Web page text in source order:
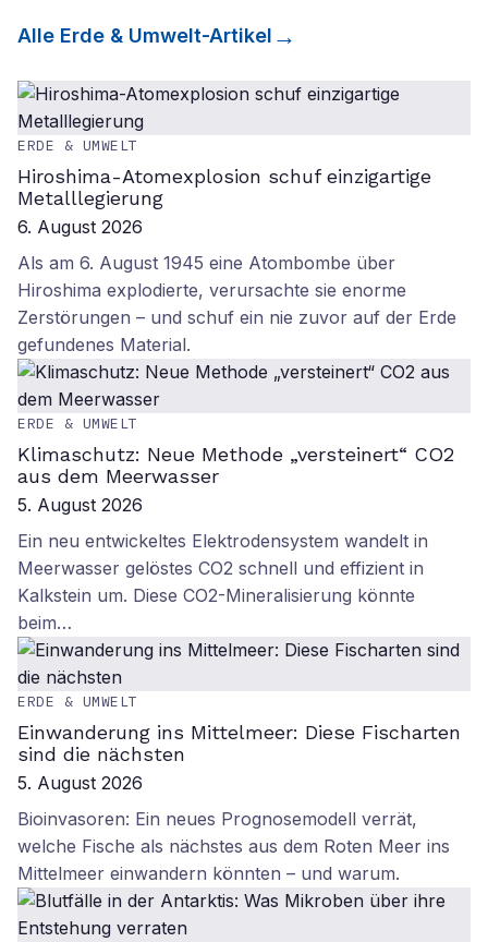
Alle Erde & Umwelt-Artikel
ERDE & UMWELT
Hiroshima-Atomexplosion schuf einzigartige
Metalllegierung
6. August 2026
Als am 6. August 1945 eine Atombombe über
Hiroshima explodierte, verursachte sie enorme
Zerstörungen – und schuf ein nie zuvor auf der Erde
gefundenes Material.
ERDE & UMWELT
Klimaschutz: Neue Methode „versteinert“ CO2
aus dem Meerwasser
5. August 2026
Ein neu entwickeltes Elektrodensystem wandelt in
Meerwasser gelöstes CO2 schnell und effizient in
Kalkstein um. Diese CO2-Mineralisierung könnte
beim…
ERDE & UMWELT
Einwanderung ins Mittelmeer: Diese Fischarten
sind die nächsten
5. August 2026
Bioinvasoren: Ein neues Prognosemodell verrät,
welche Fische als nächstes aus dem Roten Meer ins
Mittelmeer einwandern könnten – und warum.